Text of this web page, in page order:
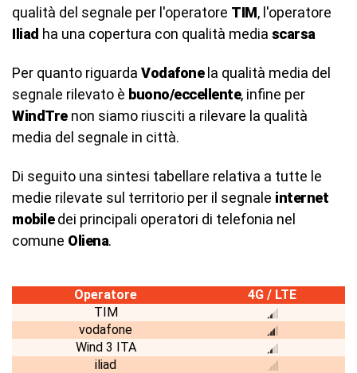
qualità del segnale per l'operatore TIM, l'operatore
Iliad ha una copertura con qualità media scarsa
Per quanto riguarda Vodafonela qualità media del
segnale rilevato è buono/eccellente, infine per
WindTrenon siamo riusciti a rilevare la qualità
media del segnale in città.
Di seguito una sintesi tabellare relativa a tutte le
medie rilevate sul territorio per il segnale internet
mobiledei principali operatori di telefonia nel
comune Oliena.
Operatore
4G / LTE
TIM
vodafone
Wind 3 ITA
iliad